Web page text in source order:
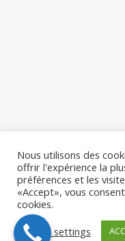
Nous utilisons des
offrir l'expérience la
préférences et les
«Accept», vous
cookies.
Cookie settings